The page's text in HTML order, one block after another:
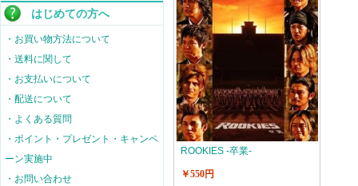
はじめての方へ
・お買い物方法について
・送料に関して
・お支払いについて
・配送について
・よくある質問
・ポイント・プレゼント・キャンペ
ーン実施中
・お問い合わせ
ROOKIES -卒業-
￥550円